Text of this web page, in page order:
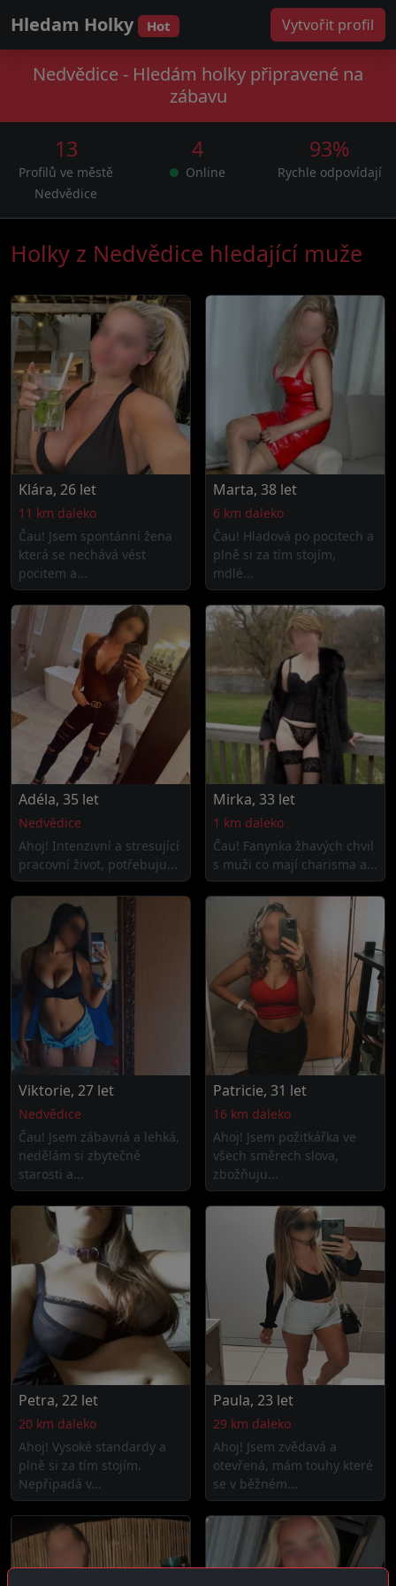
Hledam Holky Hot Vytvořit profil
Nedvědice - Hledám holky připravené na
zábavu
13
Profilů ve městě
Nedvědice
4
Online
93%
Rychle odpovídají
Holky z Nedvědice hledající muže
Klára, 26 let
11 km daleko
Čau! Jsem spontánní žena
která se nechává vést
pocitem a...
Marta, 38 let
6 km daleko
Čau! Hladová po pocitech a
plně si za tím stojím,
mdlé...
Adéla, 35 let
Nedvědice
Ahoj! Intenzivní a stresující
pracovní život, potřebuju...
Mirka, 33 let
1 km daleko
Čau! Fanynka žhavých chvil
s muži co mají charisma a...
Viktorie, 27 let
Nedvědice
Čau! Jsem zábavná a lehká,
nedělám si zbytečné
starosti a...
Patricie, 31 let
16 km daleko
Ahoj! Jsem požitkářka ve
všech směrech slova,
zbožňuju...
Petra, 22 let
20 km daleko
Ahoj! Vysoké standardy a
plně si za tím stojím.
Nepřipadá v...
Paula, 23 let
29 km daleko
Ahoj! Jsem zvědavá a
otevřená, mám touhy které
se v běžném...